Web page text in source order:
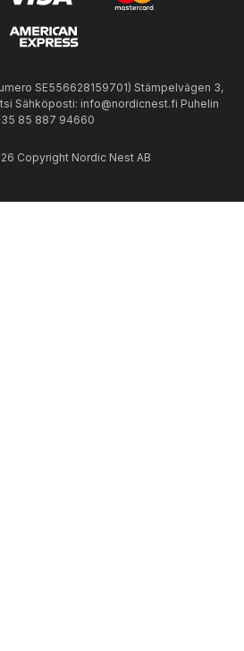
SE556628159701) Stämpelvägen 3,
Sähköposti: info@nordicnest.fi Puhelin
85 887 94660
Copyright Nordic Nest AB